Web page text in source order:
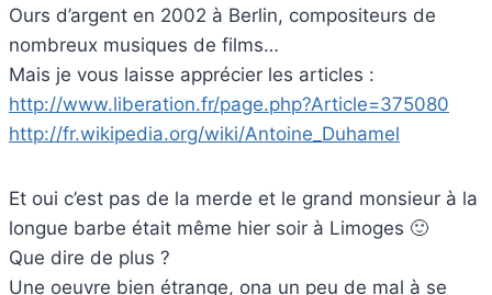
Ours d’argent en 2002 à Berlin, compositeurs de
nombreux musiques de films…
Mais je vous laisse apprécier les articles :
http://www.liberation.fr/page.php?Article=375080
http://fr.wikipedia.org/wiki/Antoine_Duhamel
Et oui c’est pas de la merde et le grand monsieur à la
longue barbe était même hier soir à Limoges 🙂
Que dire de plus ?
Une oeuvre bien étrange, ona un peu de mal à se